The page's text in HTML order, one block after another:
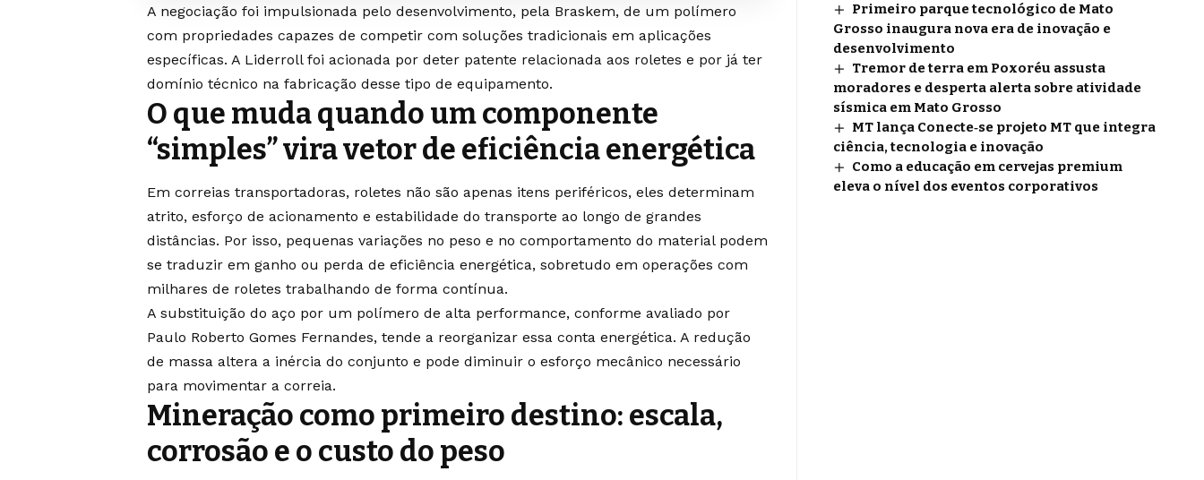
A negociação foi impulsionada pelo desenvolvimento, pela Braskem, de um polímero
com propriedades capazes de competir com soluções tradicionais em aplicações
específicas. A Liderroll foi acionada por deter patente relacionada aos roletes e por já ter
domínio técnico na fabricação desse tipo de equipamento.
O que muda quando um componente
“simples” vira vetor de eficiência energética
Em correias transportadoras, roletes não são apenas itens periféricos, eles determinam
atrito, esforço de acionamento e estabilidade do transporte ao longo de grandes
distâncias. Por isso, pequenas variações no peso e no comportamento do material podem
se traduzir em ganho ou perda de eficiência energética, sobretudo em operações com
milhares de roletes trabalhando de forma contínua.
A substituição do aço por um polímero de alta performance, conforme avaliado por
Paulo Roberto Gomes Fernandes, tende a reorganizar essa conta energética. A redução
de massa altera a inércia do conjunto e pode diminuir o esforço mecânico necessário
para movimentar a correia.
Mineração como primeiro destino: escala,
corrosão e o custo do peso
Primeiro parque tecnológico de Mato
Grosso inaugura nova era de inovação e
desenvolvimento
Tremor de terra em Poxoréu assusta
moradores e desperta alerta sobre atividade
sísmica em Mato Grosso
MT lança Conecte‑se projeto MT que integra
ciência, tecnologia e inovação
Como a educação em cervejas premium
eleva o nível dos eventos corporativos